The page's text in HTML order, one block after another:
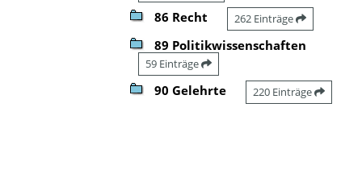
86 Recht 262 Einträge
89 Politikwissenschaften
59 Einträge
90 Gelehrte 220 Einträge